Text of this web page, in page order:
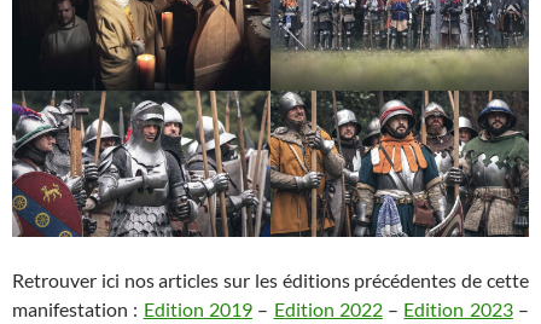
Retrouver ici nos articles sur les éditions précédentes de cette
manifestation : Edition 2019– Edition 2022– Edition 2023–